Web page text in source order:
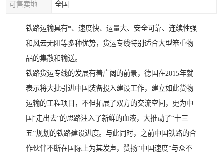
可售卖地 全国
铁路运输具有*、速度快、运量大、安全可靠、连续性强
和风云无阻等多种优势，货运专线特别适合大型笨重物
品的集散和输送。
铁路货运专线的发展有着广阔的前景，德国在2015年就
表示将大批引进中国装备投入建设工作，建立如此货物
运输的工程项目，不但拓展了双方的交流空间，更为中
国“走出去”的思路注入了新鲜的血液，大推动了“十三
五”规划的铁路建设进度。与此同时，之前中国铁路的合
作伙伴不断在国际上为其发声，赞扬“中国速度”与众不